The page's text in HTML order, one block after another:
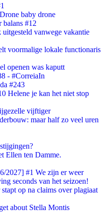
baby drone
#12
vanwege vakantie
voormalige lokale functionaris
openen was kaputt
- #CorreiaIn
#243
Helene je kan het niet stop
vijftiger
maar half zo veel uren
Ellen ten Damme.
2027] #1 We zijn er weer
seconds van het seizoen!
op na claims over plagiaat
about Stella Montis